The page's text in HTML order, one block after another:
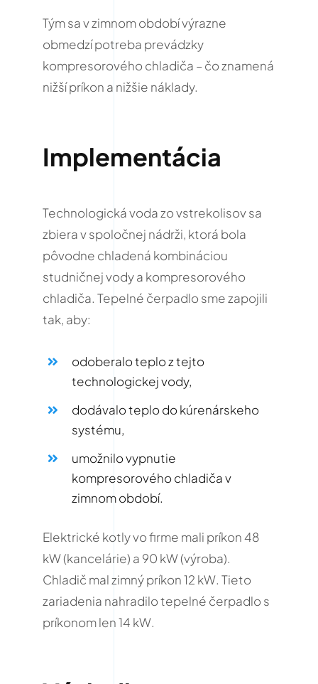
Tým sa v zimnom období výrazne
obmedzí potreba prevádzky
kompresorového chladiča – čo znamená
nižší príkon a nižšie náklady.
Implementácia
Technologická voda zo vstrekolisov sa
zbiera v spoločnej nádrži, ktorá bola
pôvodne chladená kombináciou
studničnej vody a kompresorového
chladiča. Tepelné čerpadlo sme zapojili
tak, aby:
odoberalo teplo z tejto
technologickej vody,
dodávalo teplo do kúrenárskeho
systému,
umožnilo vypnutie
kompresorového chladiča v
zimnom období.
Elektrické kotly vo firme mali príkon 48
kW (kancelárie) a 90 kW (výroba).
Chladič mal zimný príkon 12 kW. Tieto
zariadenia nahradilo tepelné čerpadlo s
príkonom len 14 kW.